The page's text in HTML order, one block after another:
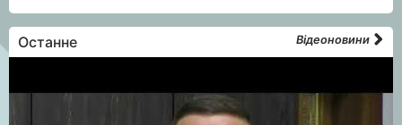
Останне Відеоновини